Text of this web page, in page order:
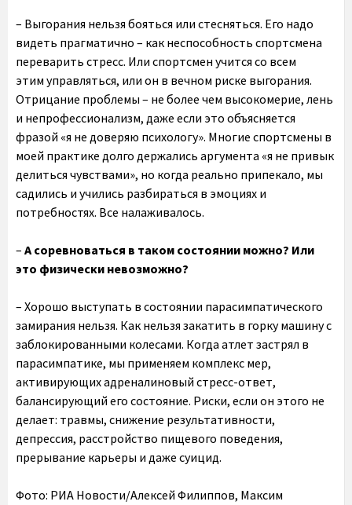
– Выгорания нельзя бояться или стесняться. Его надо
видеть прагматично – как неспособность спортсмена
переварить стресс. Или спортсмен учится со всем
этим управляться, или он в вечном риске выгорания.
Отрицание проблемы – не более чем высокомерие, лень
и непрофессионализм, даже если это объясняется
фразой «я не доверяю психологу». Многие спортсмены в
моей практике долго держались аргумента «я не привык
делиться чувствами», но когда реально припекало, мы
садились и учились разбираться в эмоциях и
потребностях. Все налаживалось.
– А соревноваться в таком состоянии можно? Или
это физически невозможно?
– Хорошо выступать в состоянии парасимпатического
замирания нельзя. Как нельзя закатить в горку машину с
заблокированными колесами. Когда атлет застрял в
парасимпатике, мы применяем комплекс мер,
активирующих адреналиновый стресс-ответ,
балансирующий его состояние. Риски, если он этого не
делает: травмы, снижение результативности,
депрессия, расстройство пищевого поведения,
прерывание карьеры и даже суицид.
Фото: РИА Новости/Алексей Филиппов, Максим